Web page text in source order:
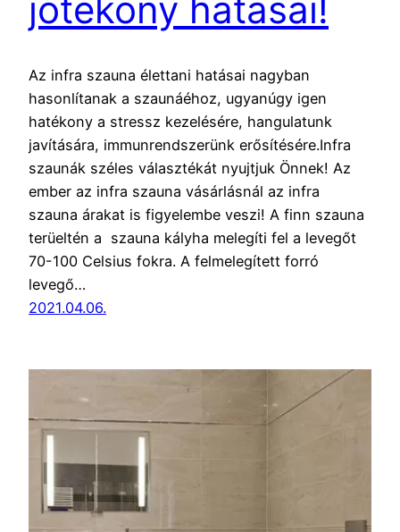
jótékony hatásai!
Az infra szauna élettani hatásai nagyban
hasonlítanak a szaunáéhoz, ugyanúgy igen
hatékony a stressz kezelésére, hangulatunk
javítására, immunrendszerünk erősítésére.Infra
szaunák széles választékát nyujtjuk Önnek! Az
ember az infra szauna vásárlásnál az infra
szauna árakat is figyelembe veszi! A finn szauna
terüeltén a szauna kályha melegíti fel a levegőt
70-100 Celsius fokra. A felmelegített forró
levegő…
2021.04.06.